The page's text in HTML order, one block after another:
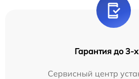
Гарантия до 3-х
Сервисный центр